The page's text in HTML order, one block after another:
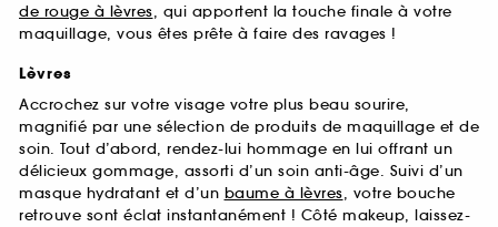
de rouge à lèvres, qui apportent la touche finale à votre
maquillage, vous êtes prête à faire des ravages !
Lèvres
Accrochez sur votre visage votre plus beau sourire,
magnifié par une sélection de produits de maquillage et de
soin. Tout d’abord, rendez-lui hommage en lui offrant un
délicieux gommage, assorti d’un soin anti-âge. Suivi d’un
masque hydratant et d’un baume à lèvres, votre bouche
retrouve sont éclat instantanément ! Côté makeup, laissez-